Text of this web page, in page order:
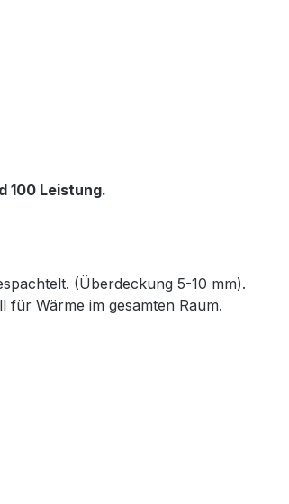
100 Leistung.
(Überdeckung 5-10 mm).
Wärme im gesamten Raum.